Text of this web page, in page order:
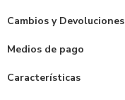
Cambios y Devoluciones
Medios de pago
Características